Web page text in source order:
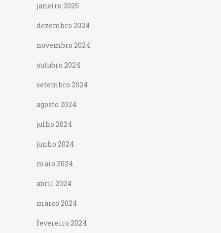
janeiro 2025
dezembro 2024
novembro 2024
outubro 2024
setembro 2024
agosto 2024
julho 2024
junho 2024
maio 2024
abril 2024
março 2024
fevereiro 2024